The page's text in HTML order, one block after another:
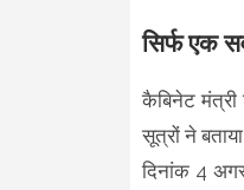
सिर्फ एक
कैबिनेट मंत्री
सूत्रों ने
दिनांक 4